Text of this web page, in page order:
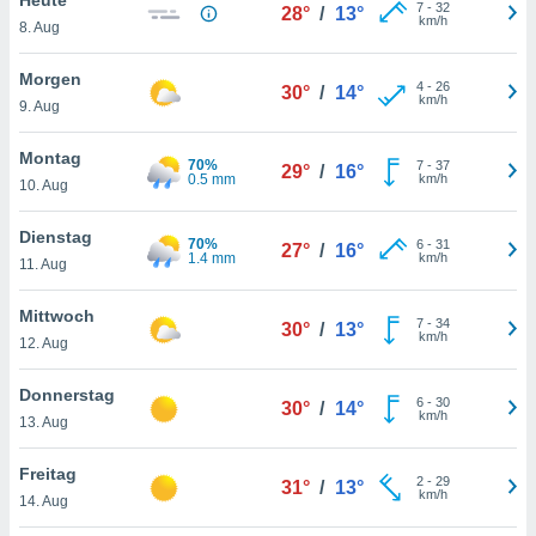
oder
Partner
es uns
das
der
Profil zu
Ihnen
finden
. Sie
jederzeit
Rand
8. Aug
28° / 13° 7- 32
km/h
Morgen
9. Aug
30° / 14° 4- 26
km/h
Montag
10. Aug
70%
0.5 mm
29° / 16° 7- 37
km/h
Dienstag
11. Aug
70%
1.4 mm
27° / 16° 6- 31
km/h
Mittwoch
12. Aug
30° / 13° 7- 34
km/h
Donnerstag
13. Aug
30° / 14° 6- 30
km/h
Freitag
14. Aug
31° / 13° 2- 29
km/h